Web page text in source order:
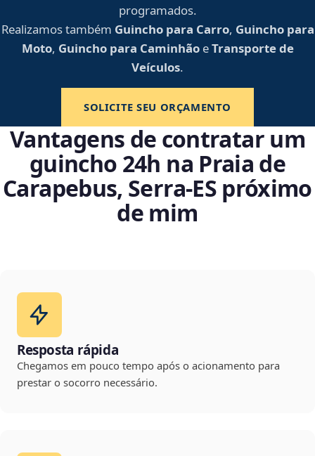
programados.
Realizamos também Guincho para Carro, Guincho para
Moto, Guincho para CaminhãoeTransporte de
Veículos.
SOLICITE SEU ORÇAMENTO
Vantagens de contratar um
guincho 24h na Praia de
Carapebus, Serra‑ES próximo
de mim
Resposta rápida
Chegamos em pouco tempo após o acionamento para
prestar o socorro necessário.